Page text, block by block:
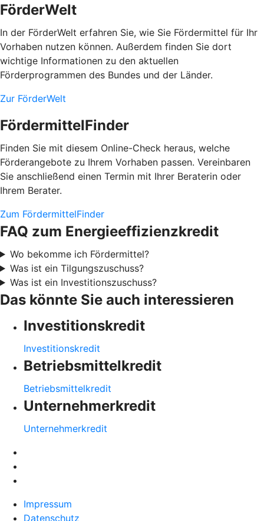
FörderWelt
In der FörderWelt erfahren Sie, wie Sie Fördermittel für Ihr
Vorhaben nutzen können. Außerdem finden Sie dort
wichtige Informationen zu den aktuellen
Förderprogrammen des Bundes und der Länder.
Zur FörderWelt
FördermittelFinder
Finden Sie mit diesem Online-Check heraus, welche
Förderangebote zu Ihrem Vorhaben passen. Vereinbaren
Sie anschließend einen Termin mit Ihrer Beraterin oder
Ihrem Berater.
Zum FördermittelFinder
FAQ zum Energieeffizienzkredit
Wo bekomme ich Fördermittel?
Was ist ein Tilgungszuschuss?
Was ist ein Investitionszuschuss?
Das könnte Sie auch interessieren
Investitionskredit
Investitionskredit
Betriebsmittelkredit
Betriebsmittelkredit
Unternehmerkredit
Unternehmerkredit
Impressum
Datenschutz